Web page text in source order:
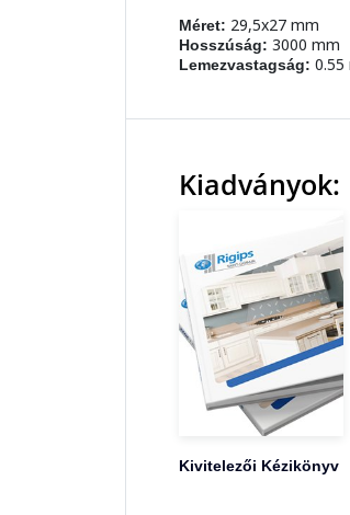
Méret: 29,5x27 mm
Hosszúság: 3000 mm
Lemezvastagság: 0.55
Kiadványok:
Kivitelezői Kézikönyv